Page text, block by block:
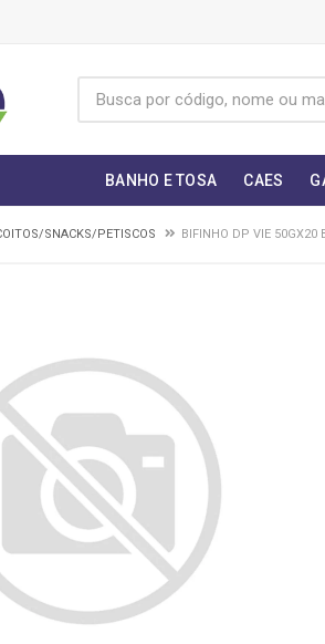
BANHO E TOSA CAES
SNACKS/PETISCOS BIFINHO DP VIE 50GX20